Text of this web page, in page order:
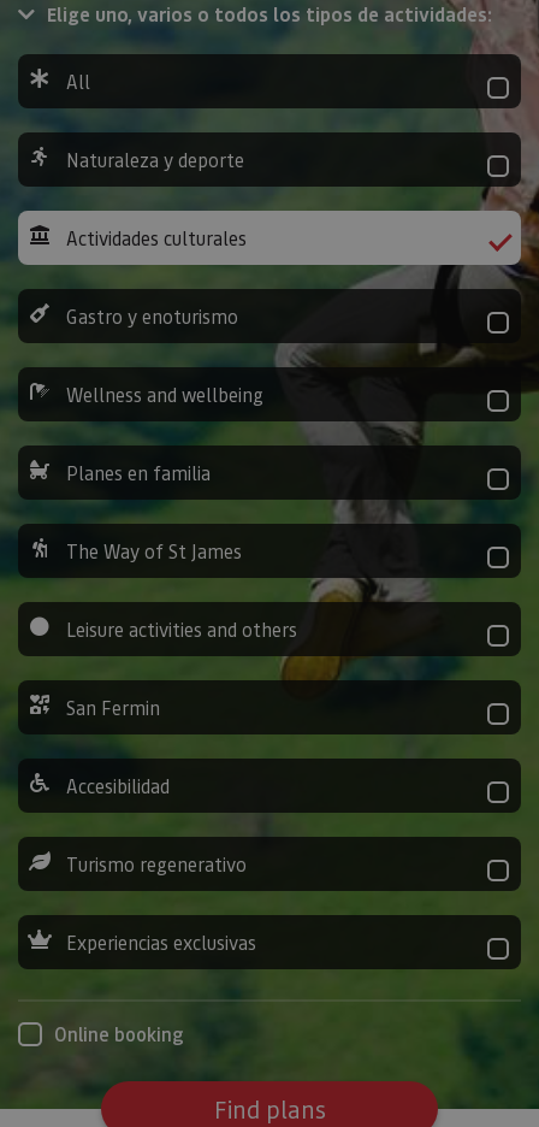
Elige uno, varios o todos los tipos de actividades:
All
Naturaleza y deporte
Actividades culturales
Gastro y enoturismo
Wellness and wellbeing
Planes en familia
The Way of St James
Leisure activities and others
San Fermin
Accesibilidad
Turismo regenerativo
Experiencias exclusivas
Online booking
Find plans